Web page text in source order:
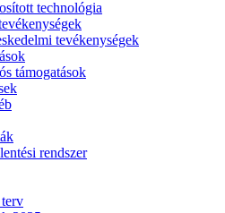
technológia
tevékenységek
támogatások
rendszer